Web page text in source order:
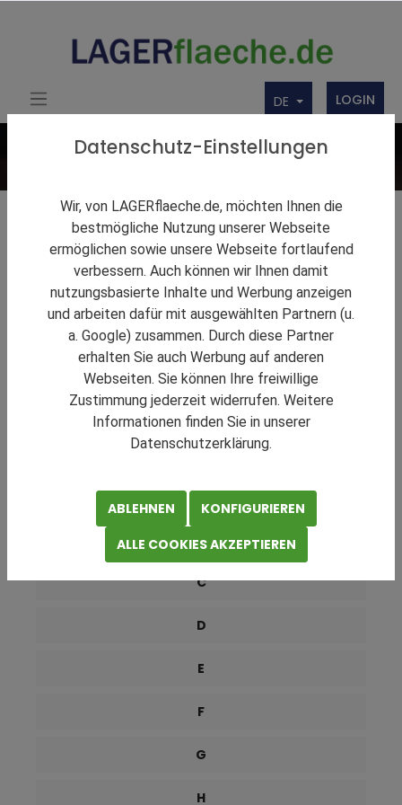
DE LOGIN
Lagerlösungen
Firmenbörse
Über uns
Produkte
RATGEBER NAVIGATION
0-9
A
B
C
D
E
F
G
H
Datenschutz-Einstellungen
Wir, von LAGERflaeche.de, möchten Ihnen die
bestmögliche Nutzung unserer Webseite
ermöglichen sowie unsere Webseite fortlaufend
verbessern. Auch können wir Ihnen damit
nutzungsbasierte Inhalte und Werbung anzeigen
und arbeiten dafür mit ausgewählten Partnern (u.
a. Google) zusammen. Durch diese Partner
erhalten Sie auch Werbung auf anderen
Webseiten. Sie können Ihre freiwillige
Zustimmung jederzeit widerrufen. Weitere
Informationen finden Sie in unserer
Datenschutzerklärung.
ABLEHNEN
KONFIGURIEREN
ALLE COOKIES AKZEPTIEREN